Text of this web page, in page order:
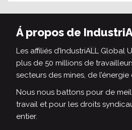
Á propos de
Les affiliés d’IndustriALL Global
plus de 50 millions de
secteurs des mines, de
Nous nous battons pour de
travail et pour les droits
entier.